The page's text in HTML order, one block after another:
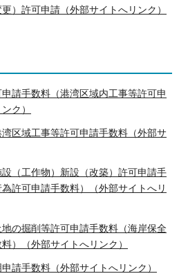
）許可申請（外部サイトへリンク）
請手数料（港湾区域内工事等許可申
ク）
区域工事等許可申請手数料（外部サ
（工作物）新設（改築）許可申請手
許可申請手数料）（外部サイトへリ
の掘削等許可申請手数料（海岸保全
）（外部サイトへリンク）
請手数料（外部サイトへリンク）